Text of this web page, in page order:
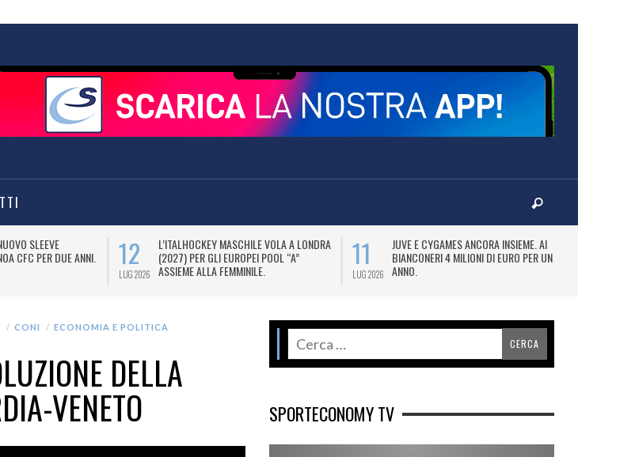
SLEEVE
CFC PER DUE ANNI.
12
LUG 2026
L’ITALHOCKEY MASCHILE VOLA A LONDRA
(2027) PER GLI EUROPEI POOL “A”
ASSIEME ALLA FEMMINILE.
11
LUG 2026
JUVE E CYGAMES ANCORA INSIEME. AI
BIANCONERI 4 MILIONI DI EURO PER UN
ANNO.
CONI
ECONOMIA E POLITICA
DELLA
VENETO
SPORTECONOMY TV